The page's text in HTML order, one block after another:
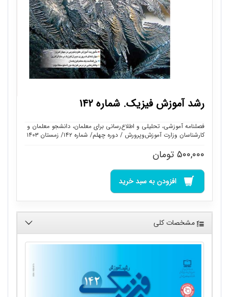
رشد آموزش فیزیک. شماره ۱۴۲
فصلنامه آموزشی، تحلیلی و اطلاع‌رسانی برای معلمان، دانشجو معلمان و
کارشناسان وزارت آموزش‌وپرورش / دوره چهلم/ شماره ۱۴۲/ زمستان ۱۴۰۳
۵۰۰,۰۰۰ تومان
افزودن به سبد خرید
مشخصات کلی